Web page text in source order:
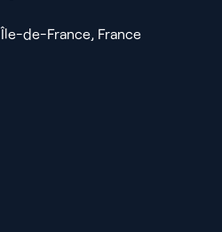
Île-de-France France